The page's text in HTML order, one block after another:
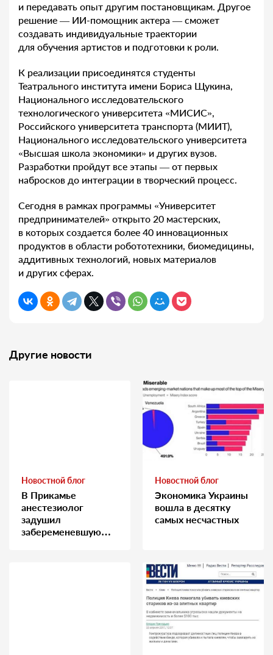
и передавать опыт другим постановщикам. Другое
решение — ИИ-помощник актера — сможет
создавать индивидуальные траектории
для обучения артистов и подготовки к роли.
К реализации присоединятся студенты
Театрального института имени Бориса Щукина,
Национального исследовательского
технологического университета «МИСИС»,
Российского университета транспорта (МИИТ),
Национального исследовательского университета
«Высшая школа экономики» и других вузов.
Разработки пройдут все этапы — от первых
набросков до интеграции в творческий процесс.
Сегодня в рамках программы «Университет
предпринимателей» открыто 20 мастерских,
в которых создается более 40 инновационных
продуктов в области робототехники, биомедицины,
аддитивных технологий, новых материалов
и других сферах.
Другие новости
Новостной блог
В Прикамье
анестезиолог
задушил
забеременевшую
Новостной блог
Экономика Украины
вошла в десятку
самых несчастных